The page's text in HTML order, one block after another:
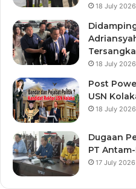
18 July 2026
Tersangka
18 July 2026
Post
USN
18 July 2026
Dugaan
PT
17 July 2026